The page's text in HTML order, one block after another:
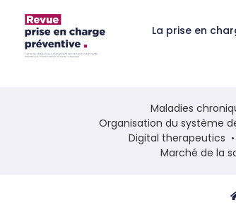
La prise en
Maladies
Organisation du système
Digital therapeutics
Marché de la